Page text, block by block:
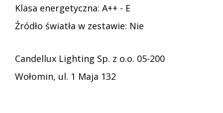
Klasa energetyczna: A++ - E
Źródło światła w zestawie: Nie
Candellux Lighting Sp. z o.o. 05-200
Wołomin, ul. 1 Maja 132